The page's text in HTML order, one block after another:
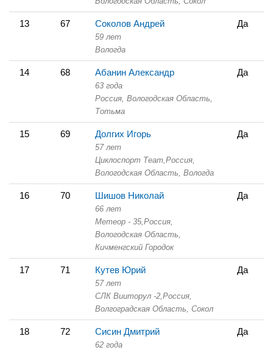
13 67 Соколов Андрей
59 лет
Вологда
Да
14 68 Абанин Александр
63 года
Россия, Вологодская Область,
Тотьма
Да
15 69 Долгих Игорь
57 лет
Циклоспорт Теаm, Россия,
Вологодская Область, Вологда
Да
16 70 Шишов Николай
66 лет
Метеор - 35, Россия,
Вологодская Область,
Кичменгский Городок
Да
17 71 Кутев Юрий
57 лет
СЛК Вииторул -2, Россия,
Волгоградская Область, Сокол
Да
18 72 Сисин Дмитрий
62 года
Да